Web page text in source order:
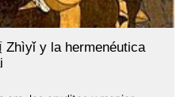
Zhìyǐ y la hermenéutica